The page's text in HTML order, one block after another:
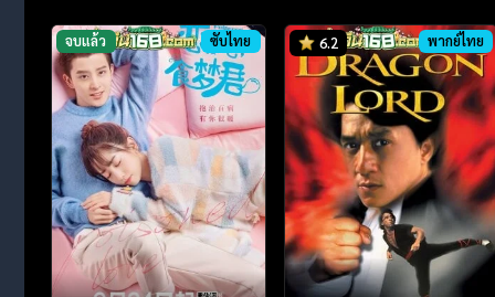
จบแล้ว ซับไทย 6.2 พากย์ไทย